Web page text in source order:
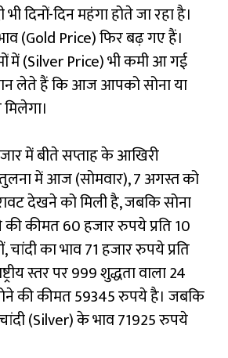
दिनों-दिन महंगा होते जा रहा है।
(Gold Price) फिर बढ़ गए हैं।
में (Silver Price) भी कमी आ गई
लेते हैं कि आज आपको सोना या
में बीते सप्ताह के आखिरी
तुलना में आज (सोमवार), 7 अगस्त को
देखने को मिली है, जबकि सोना
कीमत 60 हजार रुपये प्रति 10
चांदी का भाव 71 हजार रुपये प्रति
स्तर पर 999 शुद्धता वाला 24
की कीमत 59345 रुपये है। जबकि
(Silver) के भाव 71925 रुपये